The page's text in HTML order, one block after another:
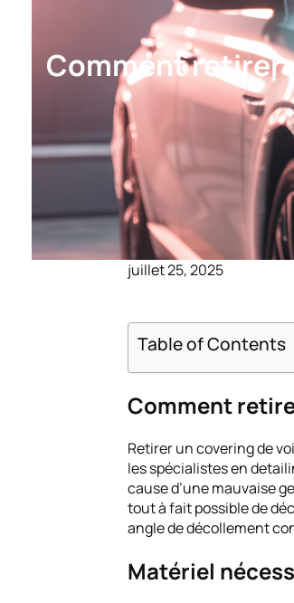
Comment retirer
juillet 25, 2025
Table of Contents
Comment
Retirer un covering de
les spécialistes en
cause d’une mauvaise
tout à fait possible de
angle de décollement
Matériel